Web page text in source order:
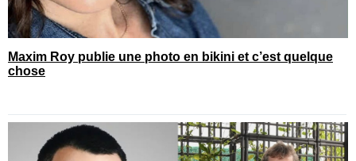
Maxim Roy publie une photo en bikini et c’est quelque
chose